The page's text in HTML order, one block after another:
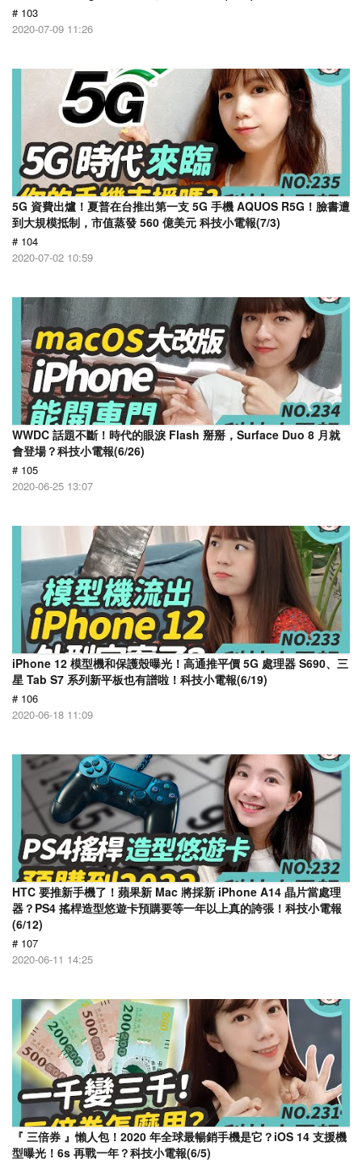
# 103
2020-07-09 11:26
5G 資費出爐！夏普在台推出第一支 5G 手機 AQUOS R5G！臉書遭
到大規模抵制，市值蒸發 560 億美元 科技小電報(7/3)
# 104
2020-07-02 10:59
WWDC 話題不斷！時代的眼淚 Flash 掰掰，Surface Duo 8 月就
會登場？科技小電報(6/26)
# 105
2020-06-25 13:07
iPhone 12 模型機和保護殼曝光！高通推平價 5G 處理器 S690、三
星 Tab S7 系列新平板也有譜啦！科技小電報(6/19)
# 106
2020-06-18 11:09
HTC 要推新手機了！蘋果新 Mac 將採新 iPhone A14 晶片當處理
器？PS4 搖桿造型悠遊卡預購要等一年以上真的誇張！科技小電報
(6/12)
# 107
2020-06-11 14:25
『 三倍券 』懶人包！2020 年全球最暢銷手機是它？iOS 14 支援機
型曝光！6s 再戰一年？科技小電報(6/5)